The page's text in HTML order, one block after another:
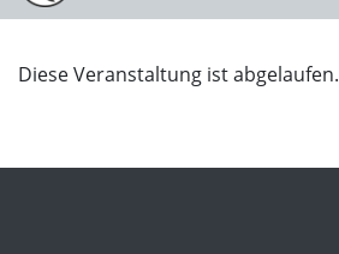
Diese Veranstaltung ist abgelaufen.